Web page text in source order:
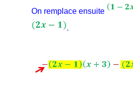
On remplace ensuite
.